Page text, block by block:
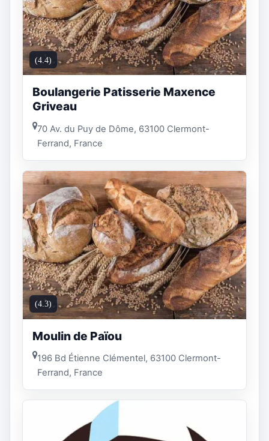
(4.4)
Boulangerie Patisserie Maxence
Griveau
70 Av. du Puy de Dôme, 63100 Clermont-
Ferrand, France
(4.3)
Moulin de Païou
196 Bd Étienne Clémentel, 63100 Clermont-
Ferrand, France